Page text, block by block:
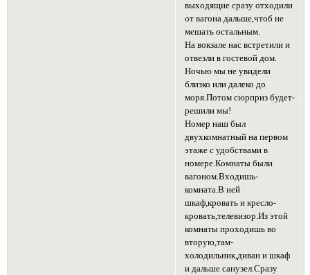
выходящие сразу отходили
от вагона дальше,чтоб не
мешать остальным.
На вокзале нас встретили и
отвезли в гостевой дом.
Ночью мы не увидели
близко или далеко до
моря.Потом сюрприз будет-
решили мы!
Номер наш был
двухкомнатный на первом
этаже с удобствами в
номере.Комнаты были
вагоном.Входишь-
комната.В ней
шкаф,кровать и кресло-
кровать,телевизор.Из этой
комнаты проходишь во
вторую,там-
холодильник,диван и шкаф
и дальше санузел.Сразу